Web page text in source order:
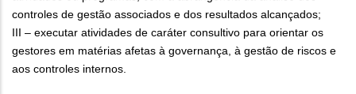
controles de gestão associados e dos resultados alcançados;
III – executar atividades de caráter consultivo para orientar os
gestores em matérias afetas à governança, à gestão de riscos e
aos controles internos.